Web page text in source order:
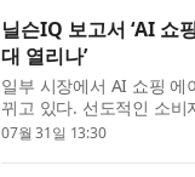
닐슨IQ 보고서 ‘AI 쇼
대 열리나’
일부 시장에서 AI 쇼핑
뀌고 있다. 선도적인 소비
스 혁명: 동서양의 만남
07월 31일 13:30